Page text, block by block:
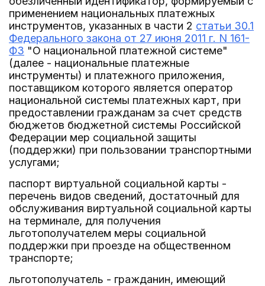
применением национальных платежных
инструментов, указанных в части 2 статьи 30.1
Федерального закона от 27 июня 2011 г. N 161-
ФЗ "О национальной платежной системе"
(далее - национальные платежные
инструменты) и платежного приложения,
поставщиком которого является оператор
национальной системы платежных карт, при
предоставлении гражданам за счет средств
бюджетов бюджетной системы Российской
Федерации мер социальной защиты
(поддержки) при пользовании транспортными
услугами;
паспорт виртуальной социальной карты -
перечень видов сведений, достаточный для
обслуживания виртуальной социальной карты
на терминале, для получения
льготополучателем меры социальной
поддержки при проезде на общественном
транспорте;
льготополучатель - гражданин, имеющий